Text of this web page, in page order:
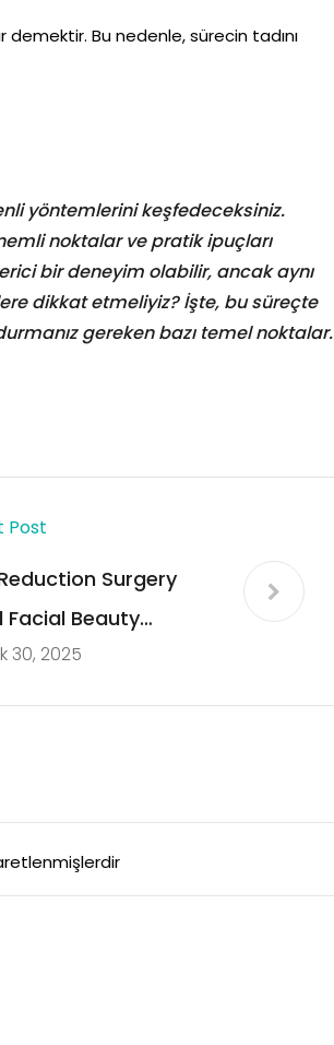
demektir. Bu nedenle, sürecin tadını
yöntemlerini keşfedeceksiniz.
noktalar ve pratik ipuçları
bir deneyim olabilir, ancak aynı
dikkat etmeliyiz? İşte, bu süreçte
gereken bazı temel noktalar.
Post
Surgery
Facial Beauty
30, 2025